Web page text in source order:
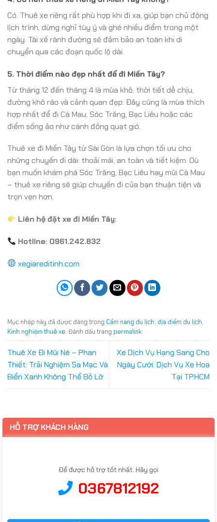
Có. Thuê xe riêng rất phù hợp khi đi xa, giúp bạn chủ động
lịch trình, dừng nghỉ tùy ý và ghé nhiều điểm trong một
ngày. Tài xế rành đường sẽ đảm bảo an toàn khi di
chuyển qua các đoạn quốc lộ dài.
5. Thời điểm nào đẹp nhất để đi Miền Tây?
Từ tháng 12 đến tháng 4 là mùa khô, thời tiết dễ chịu,
đường khô ráo và cảnh quan đẹp. Đây cũng là mùa thích
hợp nhất để đi Cà Mau, Sóc Trăng, Bạc Liêu hoặc các
điểm sống ảo như cánh đồng quạt gió.
Thuê xe đi Miền Tây từ Sài Gòn là lựa chọn tối ưu cho
những chuyến đi dài: thoải mái, an toàn và tiết kiệm. Dù
bạn muốn khám phá Sóc Trăng, Bạc Liêu hay mũi Cà Mau
– thuê xe riêng sẽ giúp chuyến đi của bạn thuận tiện và
trọn vẹn hơn.
Liên hệ đặt xe đi Miền Tây:
Hotline: 0961.242.832
xegiareditinh.com
Mục nhập này đã được đăng trong Cẩm nang du lịch địa điểm du lịch
Kinh nghiệm thuê xe . Đánh dấu trang permalink
Thuê Xe Đi Mũi Né – Phan
Thiết: Trải Nghiệm Sa Mạc Và
Biển Xanh Không Thể Bỏ Lỡ
Xe Dịch Vụ Hạng Sang Cho
Ngày Cưới: Dịch Vụ Xe Hoa
Tại TP.HCM
HỖ TRỢ KHÁCH HÀNG
Để được hỗ trợ tốt nhất. Hãy gọi
0367812192